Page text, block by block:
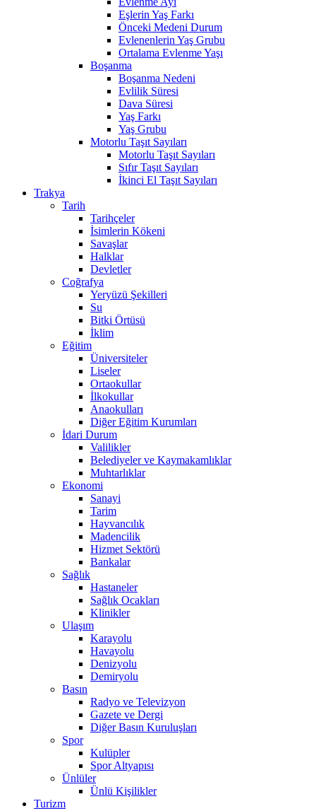
Eşlerin Yaş Farkı
Önceki Medeni Durum
Evlenenlerin Yaş Grubu
Ortalama Evlenme Yaşı
Boşanma
Boşanma Nedeni
Evlilik Süresi
Dava Süresi
Yaş Farkı
Yaş Grubu
Motorlu Taşıt Sayıları
Motorlu Taşıt Sayıları
Sıfır Taşıt Sayıları
İkinci El Taşıt Sayıları
Trakya
Tarih
Tarihçeler
İsimlerin Kökeni
Savaşlar
Halklar
Devletler
Coğrafya
Yeryüzü Şekilleri
Su
Bitki Örtüsü
İklim
Eğitim
Üniversiteler
Liseler
Ortaokullar
İlkokullar
Anaokulları
Diğer Eğitim Kurumları
İdari Durum
Valilikler
Belediyeler ve Kaymakamlıklar
Muhtarlıklar
Ekonomi
Sanayi
Tarim
Hayvancılık
Madencilik
Hizmet Sektörü
Bankalar
Sağlık
Hastaneler
Sağlık Ocakları
Klinikler
Ulaşım
Karayolu
Havayolu
Denizyolu
Demiryolu
Basın
Radyo ve Televizyon
Gazete ve Dergi
Diğer Basın Kuruluşları
Spor
Kulüpler
Spor Altyapısı
Ünlüler
Ünlü Kişilikler
Turizm